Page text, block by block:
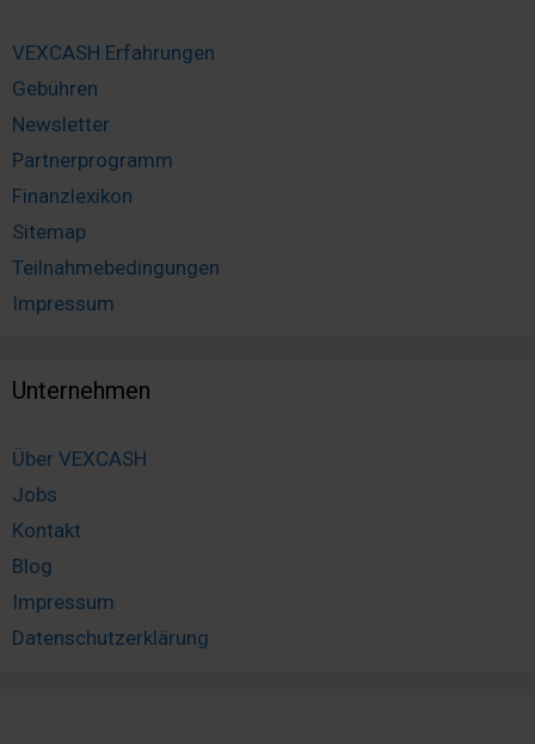
VEXCASH Erfahrungen
Gebühren
Newsletter
Partnerprogramm
Finanzlexikon
Sitemap
Teilnahmebedingungen
Impressum
Unternehmen
Über VEXCASH
Jobs
Kontakt
Blog
Impressum
Datenschutzerklärung